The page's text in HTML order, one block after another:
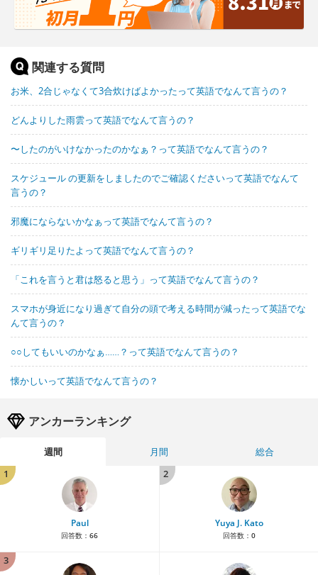
関連する質問
お米、2合じゃなくて3合炊けばよかったって英語でなんて言うの？
どんよりした雨雲って英語でなんて言うの？
〜したのがいけなかったのかなぁ？って英語でなんて言うの？
スケジュール の更新をしましたのでご確認くださいって英語でなんて
言うの？
邪魔にならないかなぁって英語でなんて言うの？
ギリギリ足りたよって英語でなんて言うの？
「これを言うと君は怒ると思う」って英語でなんて言うの？
スマホが身近になり過ぎて自分の頭で考える時間が減ったって英語でな
んて言うの？
○○してもいいのかなぁ……？って英語でなんて言うの？
懐かしいって英語でなんて言うの？
アンカーランキング
週間 月間
総合
1
Paul
回答数： 66
2
Yuya J. Kato
回答数： 0
3